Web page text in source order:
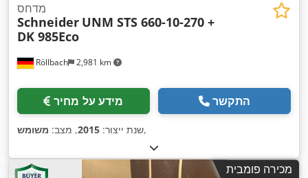
Röllbach 2,981 km
מדחס
Schneider UNM STS 660-10-270 +
DK 985Eco
מידע על מחיר התקשר
שנת ייצור: 2015, מצב: משומש ,
מכירה פומבית